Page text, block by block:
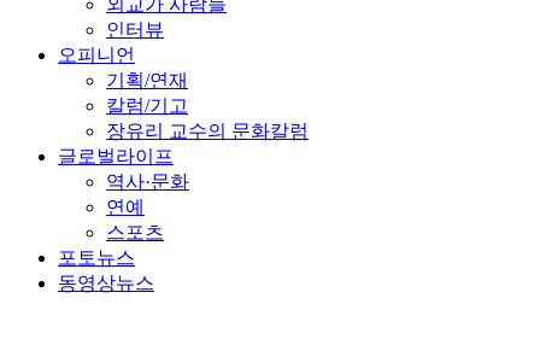
인터뷰
오피니언
기획/연재
칼럼/기고
장유리 교수의 문화칼럼
글로벌라이프
역사·문화
연예
스포츠
포토뉴스
동영상뉴스